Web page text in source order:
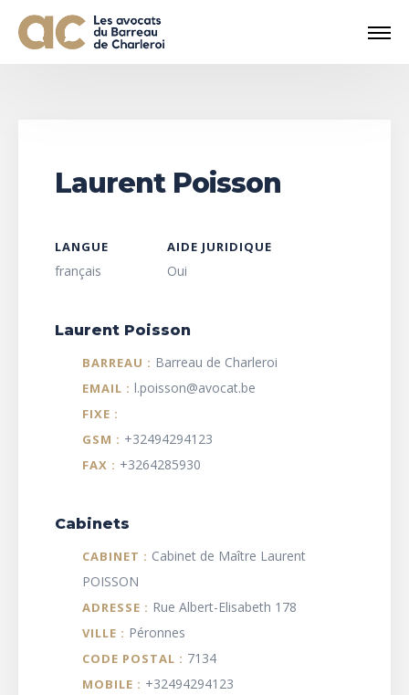
Laurent Poisson
LANGUE
français
AIDE JURIDIQUE
Oui
Laurent Poisson
BARREAU : Barreau de Charleroi
EMAIL : l.poisson@avocat.be
FIXE :
GSM : +32494294123
FAX : +3264285930
Cabinets
CABINET : Cabinet de Maître Laurent
POISSON
ADRESSE : Rue Albert-Elisabeth 178
VILLE : Péronnes
CODE POSTAL : 7134
MOBILE : +32494294123